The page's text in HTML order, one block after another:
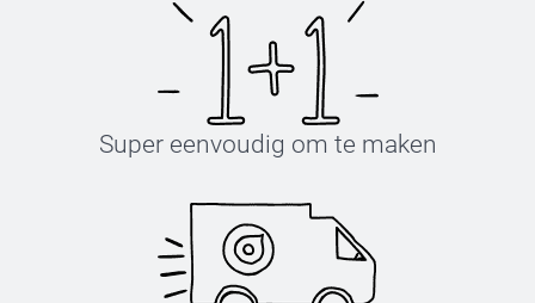
Super eenvoudig om te maken